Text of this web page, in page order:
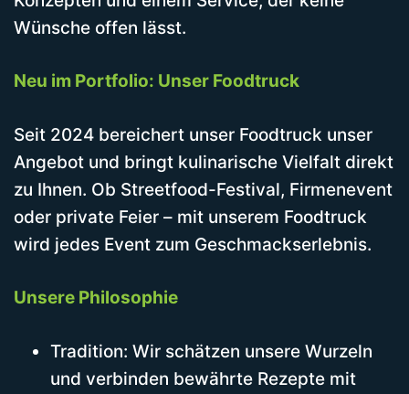
Wünsche offen lässt.
Neu im Portfolio: Unser Foodtruck
Seit 2024 bereichert unser Foodtruck unser
Angebot und bringt kulinarische Vielfalt direkt
zu Ihnen. Ob Streetfood-Festival, Firmenevent
oder private Feier – mit unserem Foodtruck
wird jedes Event zum Geschmackserlebnis.
Unsere Philosophie
Tradition: Wir schätzen unsere Wurzeln
und verbinden bewährte Rezepte mit